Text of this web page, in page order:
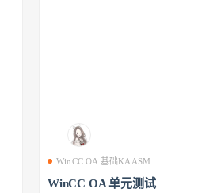
WinCC OA 基础KAASM
WinCC OA 单元测试